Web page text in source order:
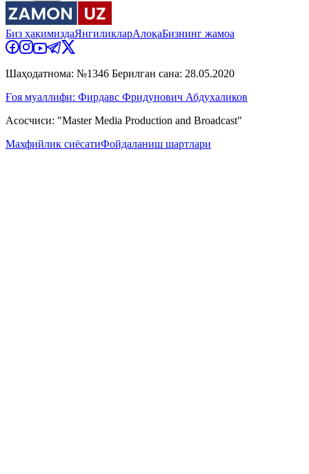
Биз ҳақимиздаЯнгиликларАлоқаБизнинг жамоа
Шаҳодатнома: №1346 Берилган сана: 28.05.2020
Ғоя муаллифи: Фирдавс Фридунович Абдухаликов
Асосчиси: "Master Media Production and Broadcast"
Махфийлик сиёсатиФойдаланиш шартлари